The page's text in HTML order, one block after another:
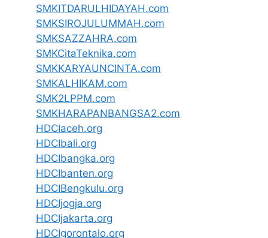
SMKITDARULHIDAYAH.com
SMKSIROJULUMMAH.com
SMKSAZZAHRA.com
SMKCitaTeknika.com
SMKKARYAUNCINTA.com
SMKALHIKAM.com
SMK2LPPM.com
SMKHARAPANBANGSA2.com
HDCIaceh.org
HDCIbali.org
HDCIbangka.org
HDCIbanten.org
HDCIBengkulu.org
HDCIjogja.org
HDCIjakarta.org
HDCIgorontalo.org